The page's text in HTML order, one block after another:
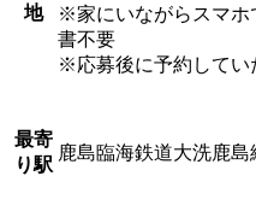
地
※家にいながらスマホ
書不要
※応募後に予約してい
最寄
り駅
鹿島臨海鉄道大洗鹿島